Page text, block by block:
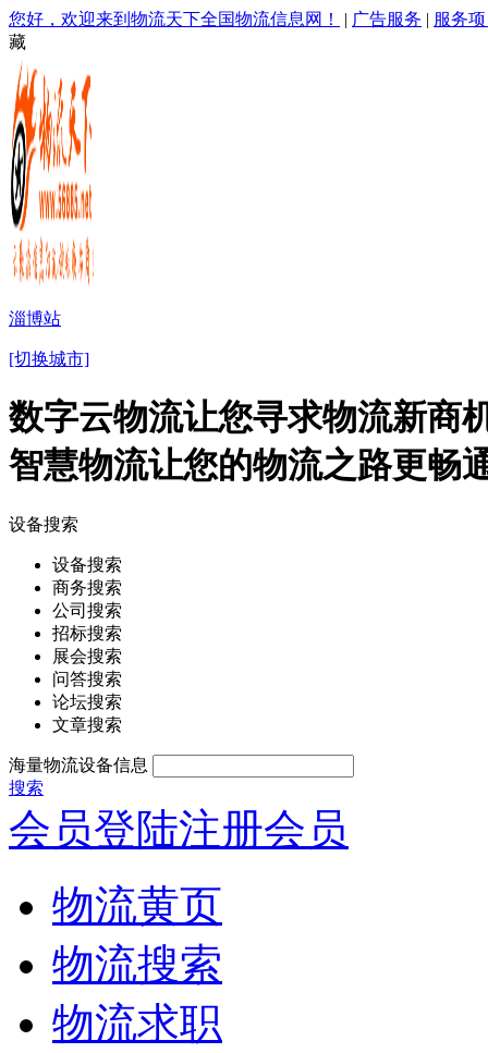
您好，欢迎来到物流天下全国物流信息网！ | 广告服务 | 服务
藏
淄博站
[切换城市]
数字云物流让您寻求物流新商
智慧物流让您的物流之路更畅
设备搜索
设备搜索
商务搜索
公司搜索
招标搜索
展会搜索
问答搜索
论坛搜索
文章搜索
海量物流设备信息
搜索
会员登陆注册会员
物流黄页
物流搜索
物流求职